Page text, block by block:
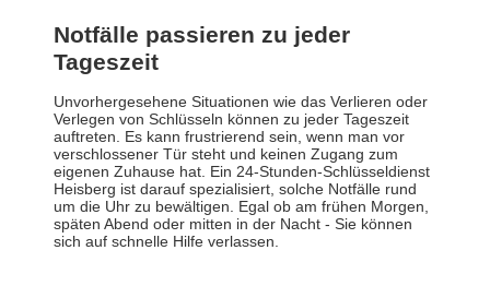
Notfälle passieren zu jeder
Tageszeit
Unvorhergesehene Situationen wie das Verlieren oder
Verlegen von Schlüsseln können zu jeder Tageszeit
auftreten. Es kann frustrierend sein, wenn man vor
verschlossener Tür steht und keinen Zugang zum
eigenen Zuhause hat. Ein 24-Stunden-Schlüsseldienst
Heisberg ist darauf spezialisiert, solche Notfälle rund
um die Uhr zu bewältigen. Egal ob am frühen Morgen,
späten Abend oder mitten in der Nacht - Sie können
sich auf schnelle Hilfe verlassen.